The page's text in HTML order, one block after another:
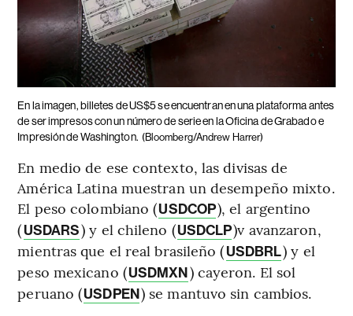
En la imagen, billetes de US$5 se encuentran en una plataforma antes
de ser impresos con un número de serie en la Oficina de Grabado e
Impresión de Washington. (Bloomberg/Andrew Harrer)
En medio de ese contexto, las divisas de
América Latina muestran un desempeño mixto.
El peso colombiano (USDCOP), el argentino
(USDARS) y el chileno (USDCLP)v avanzaron,
mientras que el real brasileño (USDBRL) y el
peso mexicano (USDMXN) cayeron. El sol
peruano (USDPEN) se mantuvo sin cambios.